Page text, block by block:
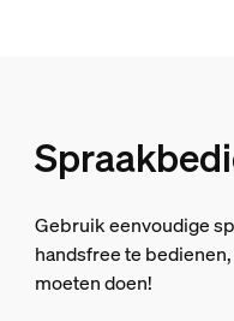
Gebruik eenvoudige
handsfree te
moeten doen!